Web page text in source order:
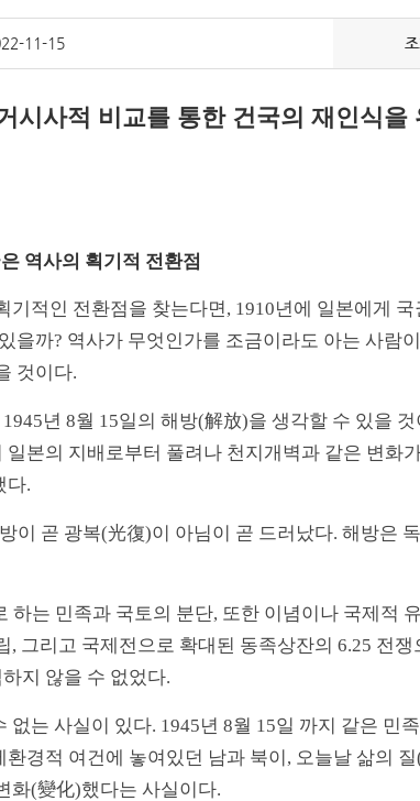
11-15
시사적 비교를 통한 건국의 재인식을
역사의 획기적 전환점
기적인 전환점을 찾는다면, 1910년에 일본에게
을까? 역사가 무엇인가를 조금이라도 아는 사람
것이다.
년 8월 15일의 해방(解放)을 생각할 수 있을
일본의 지배로부터 풀려나 천지개벽과 같은 변화
다.
이 곧 광복(光復)이 아님이 곧 드러났다. 해방은
하는 민족과 국토의 분단, 또한 이념이나 국제적
, 그리고 국제전으로 확대된 동족상잔의 6.25 전
지 않을 수 없었다.
없는 사실이 있다. 1945년 8월 15일 까지 같은 민
경적 여건에 놓여있던 남과 북이, 오늘날 삶의
화(變化)했다는 사실이다.